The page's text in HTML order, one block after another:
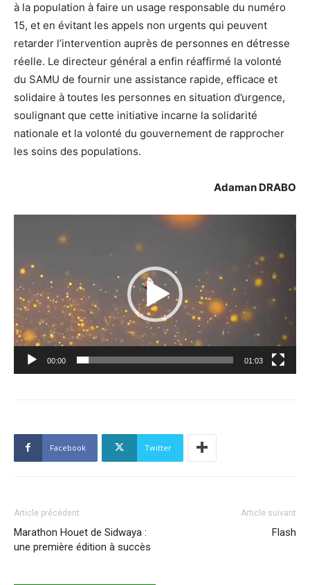
à la population à faire un usage responsable du numéro
15, et en évitant les appels non urgents qui peuvent
retarder l’intervention auprès de personnes en détresse
réelle. Le directeur général a enfin réaffirmé la volonté
du SAMU de fournir une assistance rapide, efficace et
solidaire à toutes les personnes en situation d’urgence,
soulignant que cette initiative incarne la solidarité
nationale et la volonté du gouvernement de rapprocher
les soins des populations.
Adaman DRABO
Lecteur
00:00 01:03
Facebook Twitter
Article précédent
Marathon Houet de Sidwaya :
une première édition à succès
Article suivant
Flash